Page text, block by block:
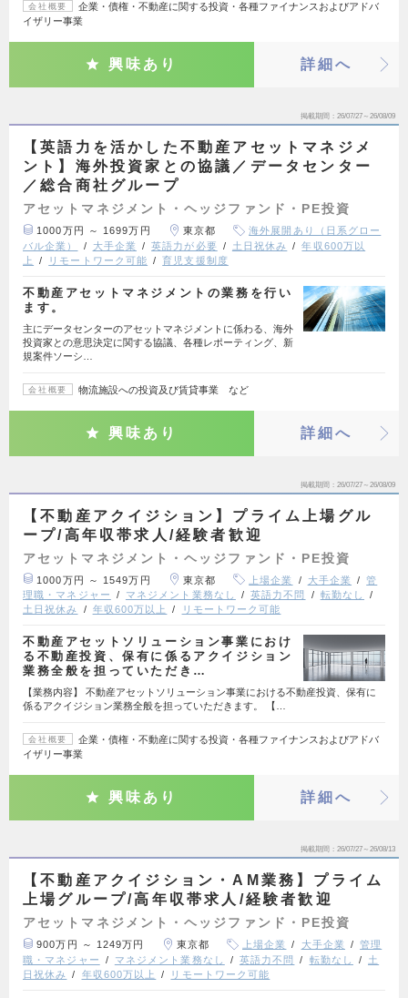
会社概要
企業・債権・不動産に関する投資・各種ファイナンスおよびアドバ
イザリー事業
興味あり 詳細へ
掲載期間 26/07/27～26/08/09
【英語力を活かした不動産アセットマネジメ
ント】海外投資家との協議／データセンター
／総合商社グループ
アセットマネジメント・ヘッジファンド・PE投資
1000万円 ～ 1699万円 東京都
海外展開あり（日系グロー
バル企業）
大手企業 英語力が必要 土日祝休み
年収600万以
上
リモートワーク可能 育児支援制度
不動産アセットマネジメントの業務を行い
ます。
主にデータセンターのアセットマネジメントに係わる、海外
投資家との意思決定に関する協議、各種レポーティング、新
規案件ソーシ…
会社概要 物流施設への投資及び賃貸事業 など
興味あり 詳細へ
掲載期間 26/07/27～26/08/09
【不動産アクイジション】プライム上場グル
ープ/高年収帯求人/経験者歓迎
アセットマネジメント・ヘッジファンド・PE投資
1000万円 ～ 1549万円 東京都 上場企業 大手企業
管
理職・マネジャー
マネジメント業務なし 英語力不問
転勤なし
土日祝休み
年収600万以上 リモートワーク可能
不動産アセットソリューション事業におけ
る不動産投資、保有に係るアクイジション
業務全般を担っていただき…
【業務内容】 不動産アセットソリューション事業における不動産投資、保有に
係るアクイジション業務全般を担っていただきます。 【…
会社概要
企業・債権・不動産に関する投資・各種ファイナンスおよびアドバ
イザリー事業
興味あり 詳細へ
掲載期間 26/07/27～26/08/13
【不動産アクイジション・AM業務】プライム
上場グループ/高年収帯求人/経験者歓迎
アセットマネジメント・ヘッジファンド・PE投資
900万円 ～ 1249万円 東京都 上場企業 大手企業
管理
職・マネジャー
マネジメント業務なし 英語力不問 転勤なし
土
日祝休み
年収600万以上 リモートワーク可能